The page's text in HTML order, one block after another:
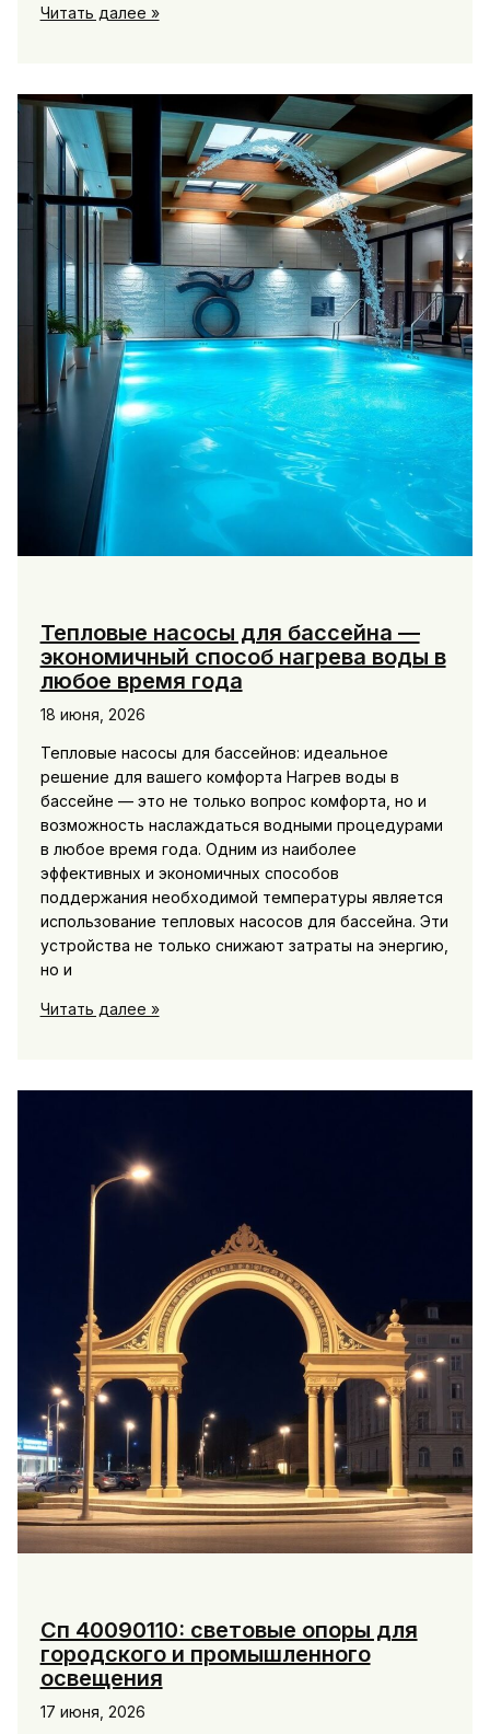
Купить
для
дома
Читать далее »
Тепловые насосы для бассейна —
экономичный способ нагрева воды в
любое время года
18 июня, 2026
Тепловые насосы для бассейнов: идеальное
решение для вашего комфорта Нагрев воды в
бассейне — это не только вопрос комфорта, но и
возможность наслаждаться водными процедурами
в любое время года. Одним из наиболее
эффективных и экономичных способов
поддержания необходимой температуры является
использование тепловых насосов для бассейна. Эти
устройства не только снижают затраты на энергию,
но и
Тепловые
любое
Читать далее »
Сп 40090110: световые опоры для
городского и промышленного
освещения
17 июня, 2026